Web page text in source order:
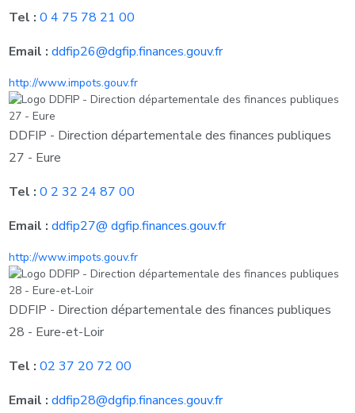
Tel : 0 4 75 78 21 00
Email : ddfip26@dgfip.finances.gouv.fr
http://www.impots.gouv.fr
DDFIP - Direction départementale des finances publiques
27 - Eure
Tel : 0 2 32 24 87 00
Email : ddfip27@ dgfip.finances.gouv.fr
http://www.impots.gouv.fr
DDFIP - Direction départementale des finances publiques
28 - Eure-et-Loir
Tel : 02 37 20 72 00
Email : ddfip28@dgfip.finances.gouv.fr